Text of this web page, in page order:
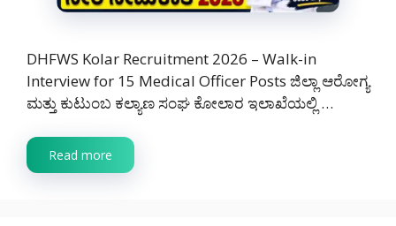
DHFWS Kolar Recruitment 2026 – Walk-in
Interview for 15 Medical Officer Posts ಜಿಲ್ಲಾ ಆರೋಗ್ಯ
ಮತ್ತು ಕುಟುಂಬ ಕಲ್ಯಾಣ ಸಂಘ ಕೋಲಾರ ಇಲಾಖೆಯಲ್ಲಿ …
Read more